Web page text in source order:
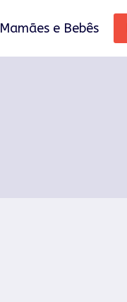
Mamães e Bebês